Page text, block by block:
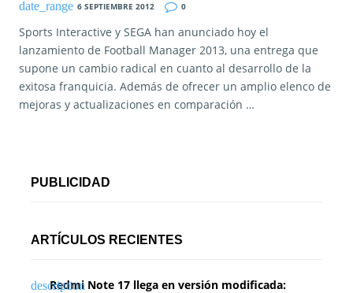
6 SEPTIEMBRE 2012
0
Sports Interactive y SEGA han anunciado hoy el
lanzamiento de Football Manager 2013, una entrega que
supone un cambio radical en cuanto al desarrollo de la
exitosa franquicia. Además de ofrecer un amplio elenco de
mejoras y actualizaciones en comparación …
PUBLICIDAD
ARTÍCULOS RECIENTES
Redmi Note 17 llega en versión modificada: